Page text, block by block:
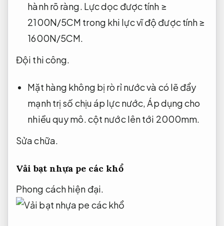
hành rõ ràng. Lực dọc được tính ≥
2100N/5CM trong khi lực vĩ ​​độ được tính ≥
1600N/5CM.
Đội thi công.
Mặt hàng không bị rò rỉ nước và có lẽ đẩy
mạnh trị số chịu áp lực nước,Áp dụng cho
nhiều quy mô.cột nước lên tới 2000mm.
Sửa chữa.
Vải bạt nhựa pe các khổ
Phong cách hiện đại.